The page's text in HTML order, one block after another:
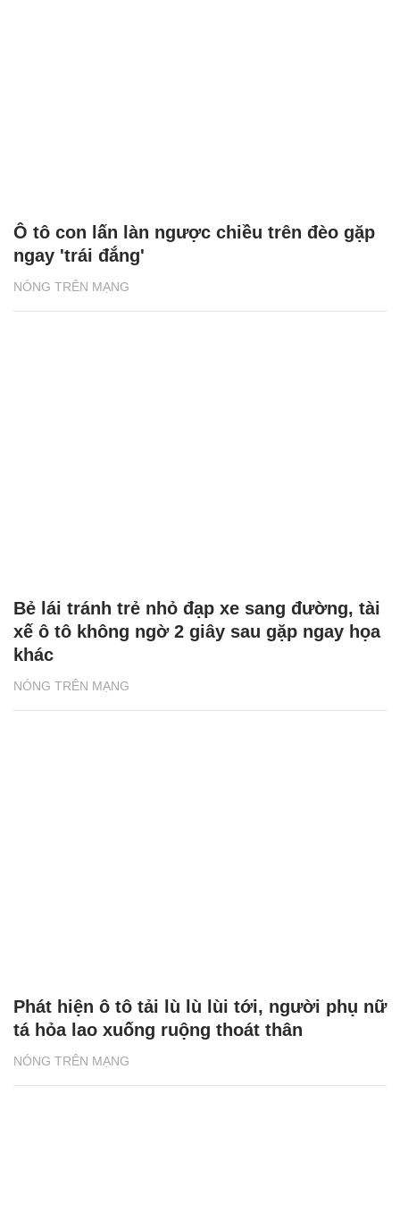
NÓNG TRÊN MẠNG
Ô tô con lấn làn ngược chiều trên đèo gặp
ngay 'trái đắng'
NÓNG TRÊN MẠNG
Bẻ lái tránh trẻ nhỏ đạp xe sang đường, tài
xế ô tô không ngờ 2 giây sau gặp ngay họa
khác
NÓNG TRÊN MẠNG
Phát hiện ô tô tải lù lù lùi tới, người phụ nữ
tá hỏa lao xuống ruộng thoát thân